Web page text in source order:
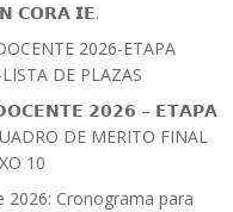
𝗖𝗢𝗥𝗔 𝗜𝗘.
2026-ETAPA
DE PLAZAS
𝟮𝟬𝟮𝟲 – 𝗘𝗧𝗔𝗣𝗔
DE MERITO FINAL
10
2026: Cronograma para